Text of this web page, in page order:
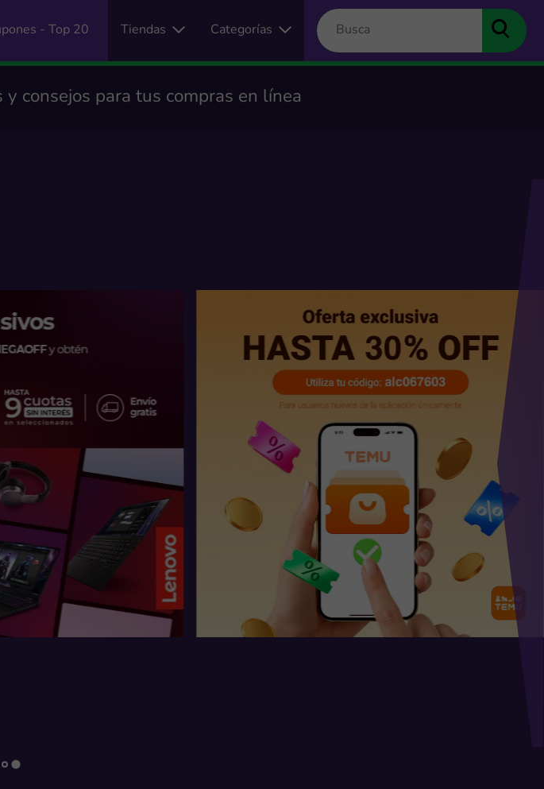
- Top 20 Tiendas Categorías
consejos para tus compras en línea